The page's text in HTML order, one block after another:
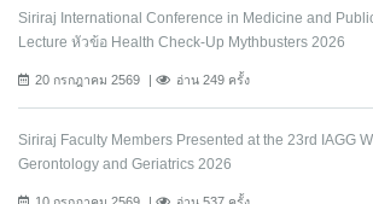
Siriraj International Conference in Medicine and
Lecture หัวข้อ Health Check-Up Mythbusters 2026
20 กรกฎาคม 2569 อ่าน 249 ครั้ง
Siriraj Faculty Members Presented at the 23rd IAGG
Gerontology and Geriatrics 2026